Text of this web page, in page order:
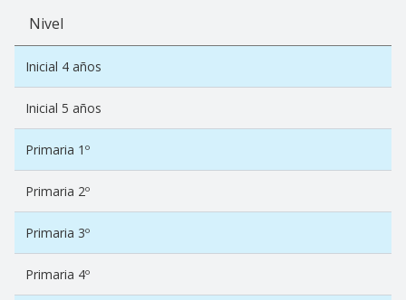
Nivel
Inicial 4 años
Inicial 5 años
Primaria 1º
Primaria 2º
Primaria 3º
Primaria 4º